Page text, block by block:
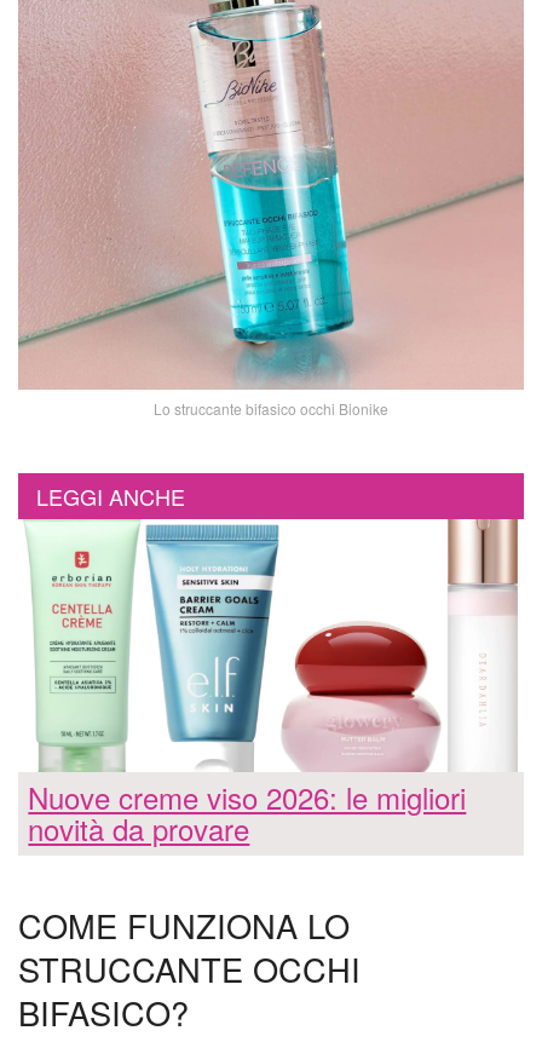
Lo struccante bifasico occhi Bionike
LEGGI ANCHE
Nuove creme viso 2026: le migliori
novità da provare
COME FUNZIONA LO
STRUCCANTE OCCHI
BIFASICO?